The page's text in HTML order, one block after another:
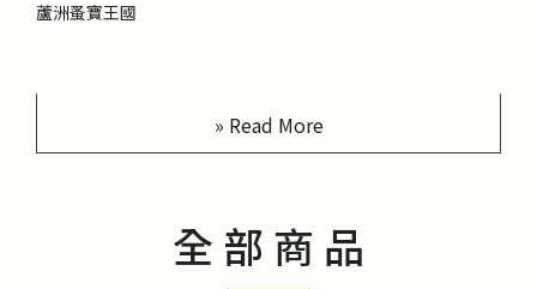
蘆洲蚤寶王國
» Read More
全 部 商 品